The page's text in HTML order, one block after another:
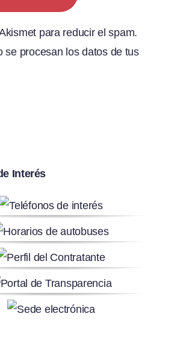
para reducir el spam.
se procesan los datos de tus
Interés